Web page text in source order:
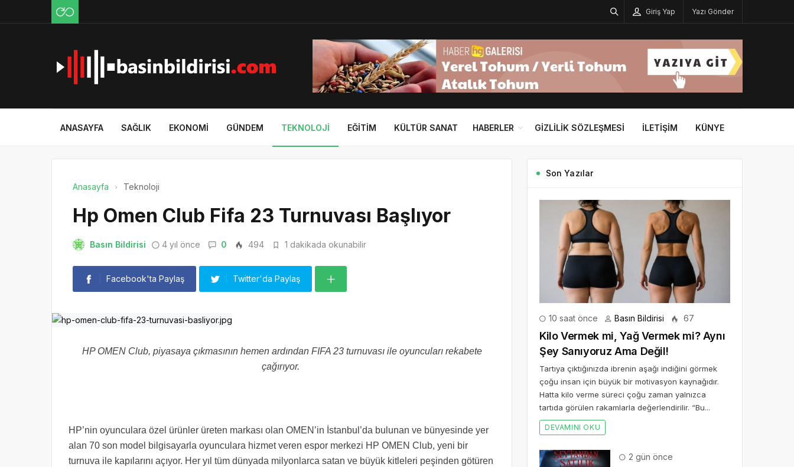
Giriş Yap Yazı Gönder
ANASAYFA SAĞLIK EKONOMI GÜNDEM TEKNOLOJI EĞITIM KÜLTÜR SANAT HABERLER GIZLILIK SÖZLEŞMESI İLETIŞIM KÜNYE
Anasayfa Teknoloji
Hp Omen Club Fifa 23 Turnuvası Başlıyor
Basın Bildirisi 4 yıl önce 0 494 1 dakikada okunabilir
Facebook'ta Paylaş Twitter'da Paylaş
HP OMEN Club, piyasaya çıkmasının hemen ardından FIFA 23 turnuvası ile oyuncuları rekabete
çağırıyor.
HP’nin oyunculara özel ürünler üreten markası olan OMEN’in İstanbul’da bulunan ve bünyesinde yer
alan 70 son model bilgisayarla oyunculara hizmet veren espor merkezi HP OMEN Club, yeni bir
turnuva ile kapılarını açıyor. Her yıl tüm dünyada milyonlarca satan ve büyük kitleleri peşinden götüren
Son Yazılar
10 saat önce Basın Bildirisi 67
Kilo Vermek mi, Yağ Vermek mi? Aynı
Şey Sanıyoruz Ama Değil!
Tartıya çıktığınızda ibrenin aşağı indiğini görmek
çoğu insan için büyük bir motivasyon kaynağıdır.
Hatta kilo verme süreci çoğu zaman yalnızca
tartıda görülen rakamlarla değerlendirilir. “Bu...
DEVAMINI OKU
2 gün önce